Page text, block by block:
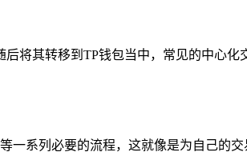
将其转移到TP钱包当中，常见的中心
系列必要的流程，这就像是为自己的交